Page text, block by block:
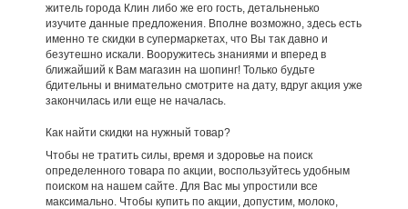
житель города Клин либо же его гость, детальненько
изучите данные предложения. Вполне возможно, здесь есть
именно те скидки в супермаркетах, что Вы так давно и
безутешно искали. Вооружитесь знаниями и вперед в
ближайший к Вам магазин на шопинг! Только будьте
бдительны и внимательно смотрите на дату, вдруг акция уже
закончилась или еще не началась.
Как найти скидки на нужный товар?
Чтобы не тратить силы, время и здоровье на поиск
определенного товара по акции, воспользуйтесь удобным
поиском на нашем сайте. Для Вас мы упростили все
максимально. Чтобы купить по акции, допустим, молоко,